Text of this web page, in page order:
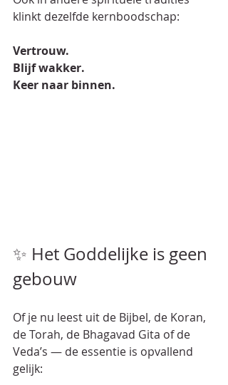
klinkt dezelfde kernboodschap:
Vertrouw.
Blijf wakker.
Keer naar binnen.
✨ Het Goddelijke is geen
gebouw
Of je nu leest uit de Bijbel, de Koran,
de Torah, de Bhagavad Gita of de
Veda’s — de essentie is opvallend
gelijk: